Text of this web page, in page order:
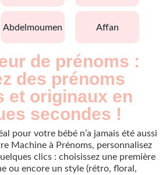
abdelmoumen affan
de prénoms :
des prénoms
et originaux en
secondes !
pour votre bébé n’a jamais été aussi
Machine à Prénoms, personnalisez
clics : choisissez une première
ou encore un style (rétro, floral,